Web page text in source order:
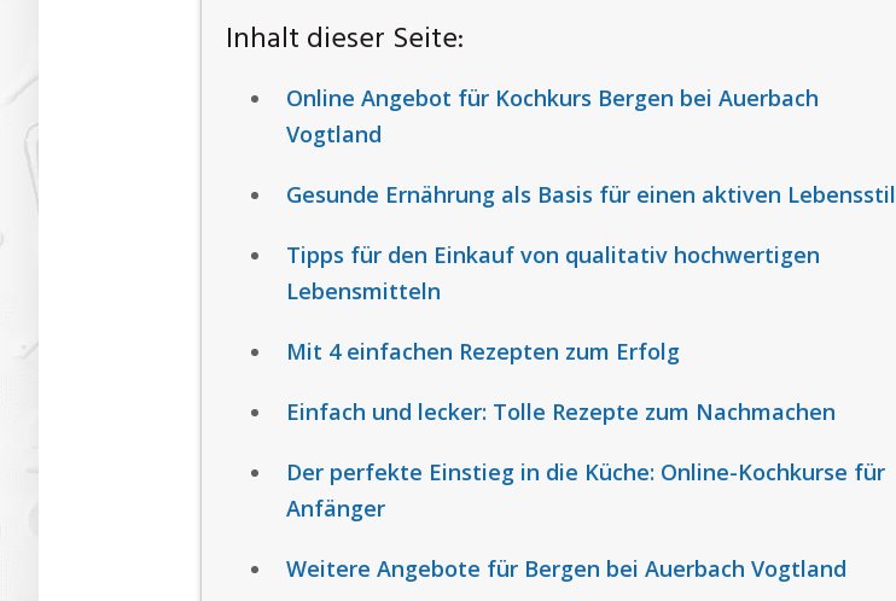
Inhalt dieser Seite:
Online Angebot für Kochkurs Bergen bei Auerbach
Vogtland
Gesunde Ernährung als Basis für einen aktiven Lebensstil
Tipps für den Einkauf von qualitativ hochwertigen
Lebensmitteln
Mit 4 einfachen Rezepten zum Erfolg
Einfach und lecker: Tolle Rezepte zum Nachmachen
Der perfekte Einstieg in die Küche: Online-Kochkurse für
Anfänger
Weitere Angebote für Bergen bei Auerbach Vogtland